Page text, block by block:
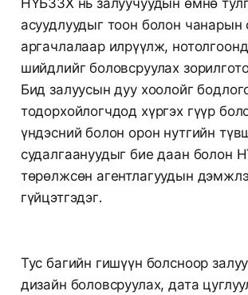
асуудлуудыг тоон болон чанарын
аргачлалаар илрүүлж,
шийдлийг боловсруулах
Бид залуусын дуу хоолойг
тодорхойлогчдод хүргэх гүүр
үндэсний болон орон нутгийн
судалгаануудыг бие даан болон
төрөлжсөн агентлагуудын
гүйцэтгэдэг.
Тус багийн гишүүн болсноор
дизайн боловсруулах, дата